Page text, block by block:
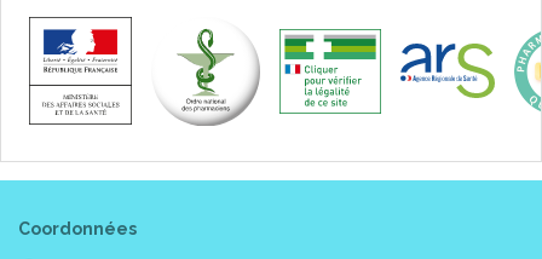
Coordonnées